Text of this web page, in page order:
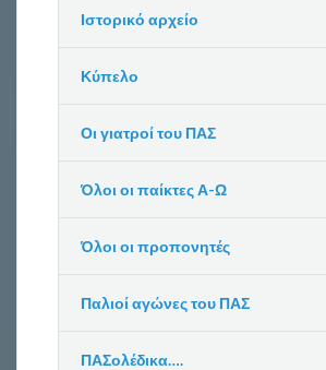
Ιστορικό αρχείο
Κύπελο
Οι γιατροί του ΠΑΣ
Όλοι οι παίκτες Α-Ω
Όλοι οι προπονητές
Παλιοί αγώνες του ΠΑΣ
ΠΑΣολέδικα….